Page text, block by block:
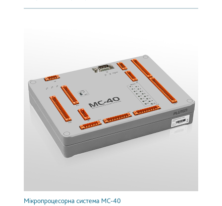
Мікропроцесорна система МС-40